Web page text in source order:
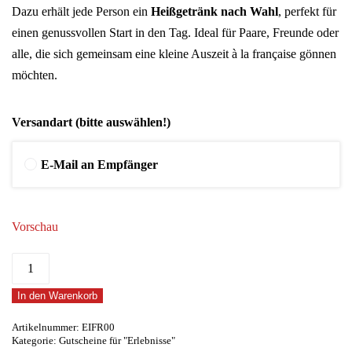
Dazu erhält jede Person ein Heißgetränk nach Wahl, perfekt für
einen genussvollen Start in den Tag. Ideal für Paare, Freunde oder
alle, die sich gemeinsam eine kleine Auszeit à la française gönnen
möchten.
Versandart (bitte auswählen!)
E-Mail an Empfänger
Vorschau
Eiffelturm
Luxe
Frühstück
Menge
In den Warenkorb
Artikelnummer: EIFR00
Kategorie: Gutscheine für "Erlebnisse"